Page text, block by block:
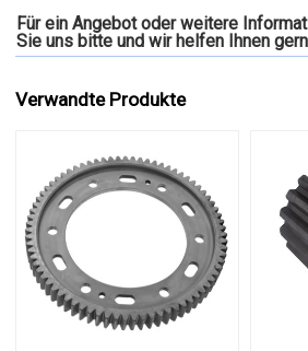
Für ein Angebot oder weitere
Sie uns bitte und wir helfen Ihnen
Verwandte Produkte